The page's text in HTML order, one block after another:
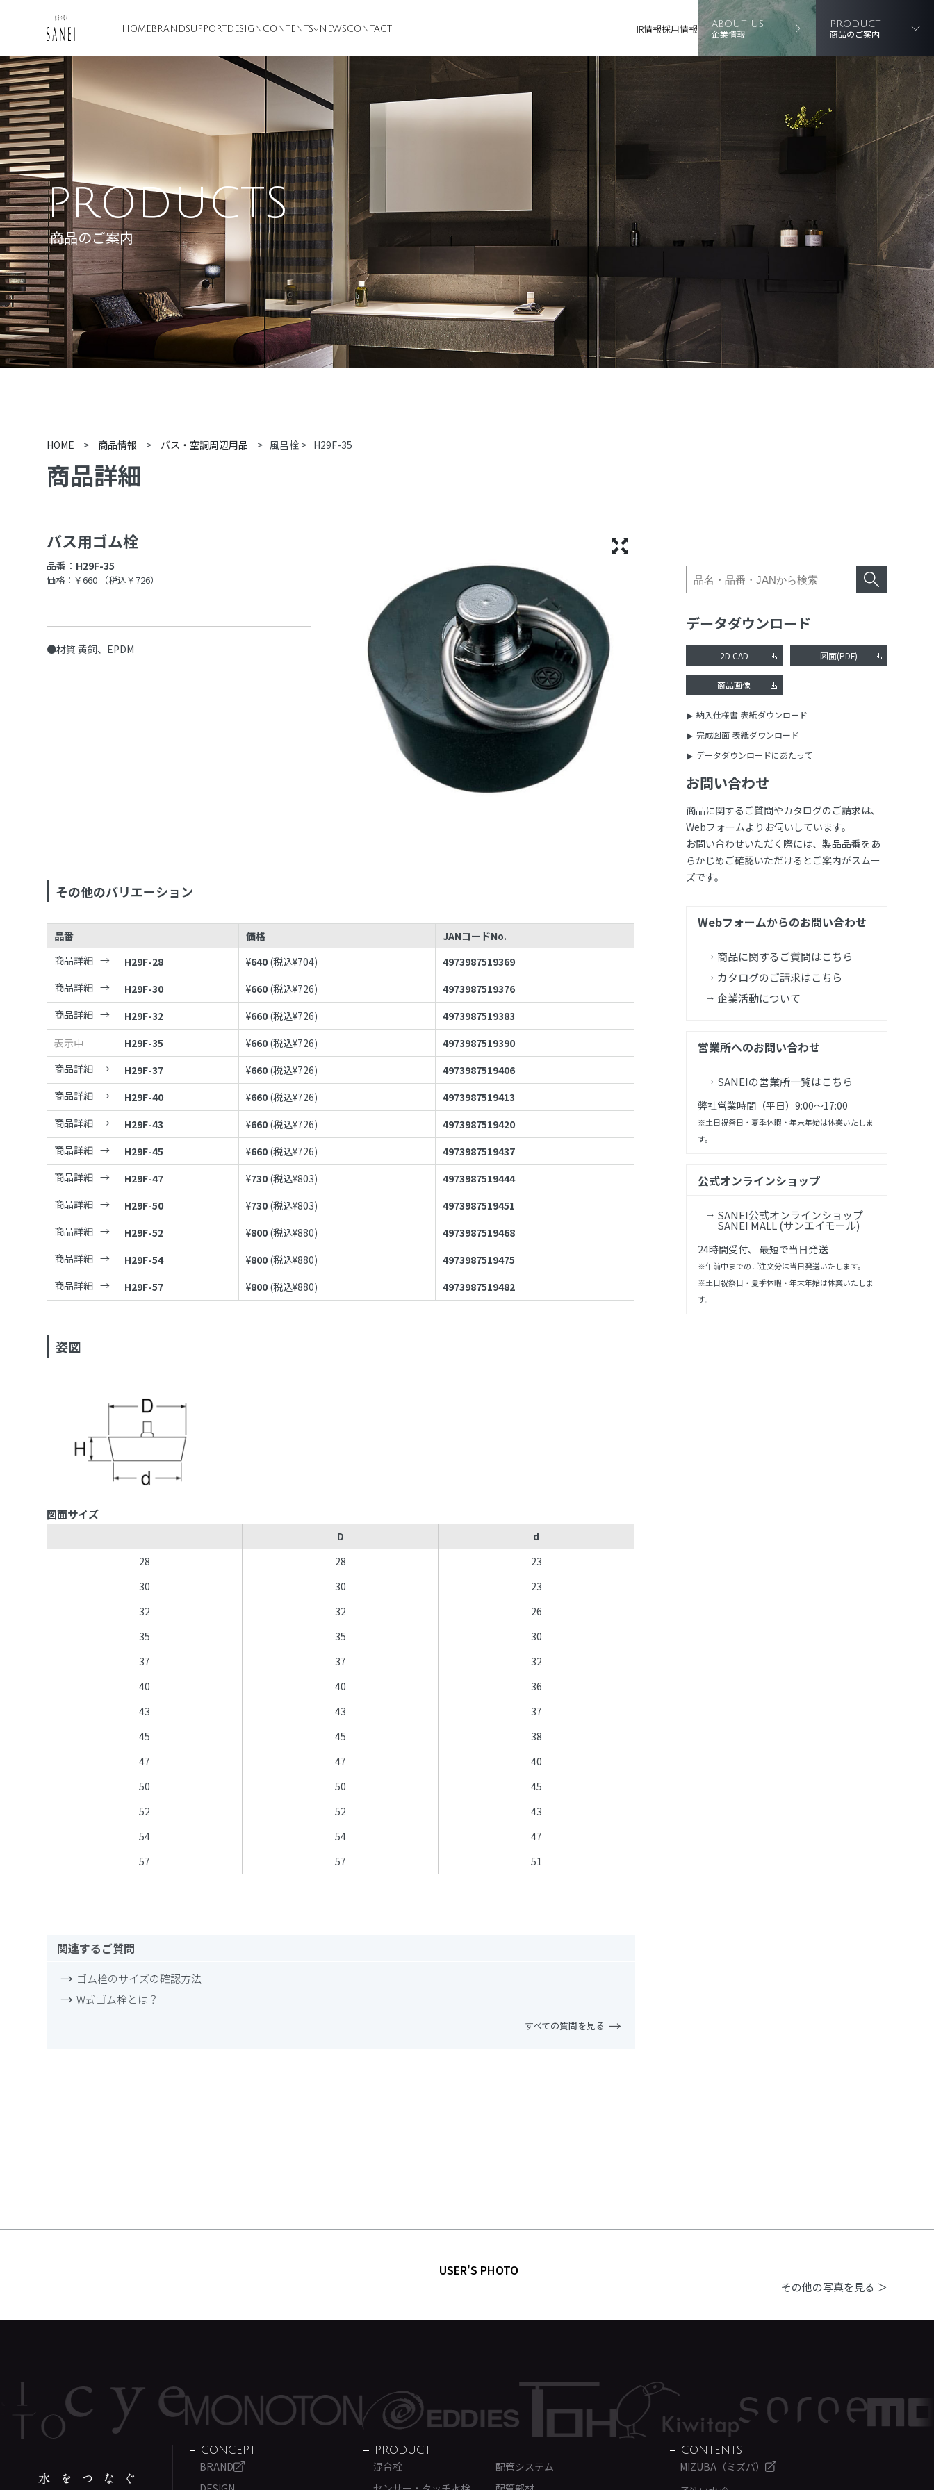
HOME BRANDSUPPORT DESIGN CONTENTS NEWSCONTACT IR情報採用情報 ABOUT US
企業情報
PRODUCT
商品のご案内
PRODUCTS
商品のご案内
HOME > 商品情報 > バス・空調周辺用品 > 風呂栓 > H29F-35
商品詳細
バス用ゴム栓
品番： H29F-35
価格：￥660 （税込￥726）
●材質 黄銅、EPDM
その他のバリエーション
品番 価格
JANコードNo.
商品詳細
H29F-28 ¥640 (税込¥704)
4973987519369
商品詳細
H29F-30 ¥660 (税込¥726)
4973987519376
商品詳細
H29F-32 ¥660 (税込¥726)
4973987519383
表示中
H29F-35 ¥660 (税込¥726)
4973987519390
商品詳細
H29F-37 ¥660 (税込¥726)
4973987519406
商品詳細
H29F-40 ¥660 (税込¥726)
4973987519413
商品詳細
H29F-43 ¥660 (税込¥726)
4973987519420
商品詳細
H29F-45 ¥660 (税込¥726)
4973987519437
商品詳細
H29F-47 ¥730 (税込¥803)
4973987519444
商品詳細
H29F-50 ¥730 (税込¥803)
4973987519451
商品詳細
H29F-52 ¥800 (税込¥880)
4973987519468
商品詳細
H29F-54 ¥800 (税込¥880)
4973987519475
商品詳細
H29F-57 ¥800 (税込¥880) 4973987519482
姿図
図面サイズ
D
d
28
28
23
30
30
23
32
32
26
35
35
30
37
37
32
40
40
36
43
43
37
45
45
38
47
47
40
50
50
45
52
52
43
54
54
47
57
57 51
関連するご質問
ゴム栓のサイズの確認方法
W式ゴム栓とは？
すべての質問を見る
データダウンロード
2D CAD 図面(PDF)
商品画像
納入仕様書-表紙ダウンロード
完成図面-表紙ダウンロード
データダウンロードにあたって
お問い合わせ
商品に関するご質問やカタログのご請求は、
Webフォームよりお伺いしています。
お問い合わせいただく際には、製品品番をあ
らかじめご確認いただけるとご案内がスムー
ズです。
Webフォームからのお問い合わせ
商品に関するご質問はこちら
カタログのご請求はこちら
企業活動について
営業所へのお問い合わせ
SANEIの営業所一覧はこちら
弊社営業時間（平日）9:00～17:00
※土日祝祭日・夏季休暇・年末年始は休業いたしま
す。
公式オンラインショップ
SANEI公式オンラインショップ
SANEI MALL (サンエイモール)
24時間受付、 最短で当日発送
※午前中までのご注文分は当日発送いたします。
※土日祝祭日・夏季休暇・年末年始は休業いたしま
す。
USER'S PHOTO
その他の写真を見る ＞
CONCEPT
BRAND
PRODUCT
混合栓
配管システム
CONTENTS
MIZUBA（ミズバ）